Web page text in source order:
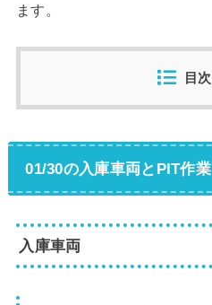
ます。
目次
01/30の入庫車両とPIT作業
入庫車両